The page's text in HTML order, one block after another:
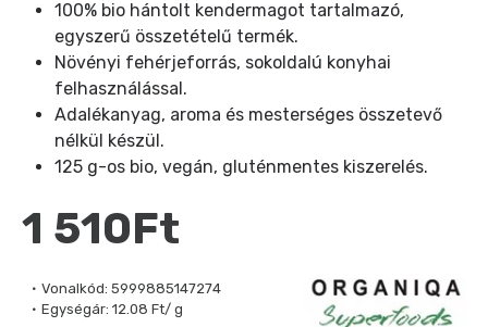
Vonalkód: 5999885147274
Egységár: 12.08 Ft/ g
1 510Ft
100% bio hántolt kendermagot tartalmazó,
egyszerű összetételű termék.
Növényi fehérjeforrás, sokoldalú konyhai
felhasználással.
Adalékanyag, aroma és mesterséges összetevő
nélkül készül.
125 g-os bio, vegán, gluténmentes kiszerelés.